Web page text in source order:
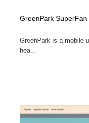
GreenPark SuperFan
GreenPark is a mobile
hea...